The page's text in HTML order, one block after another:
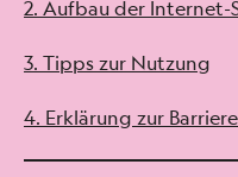
2. Auf­bau der Inter­net-
3. Tipps zur Nutzung
4. Erk­lärung zur